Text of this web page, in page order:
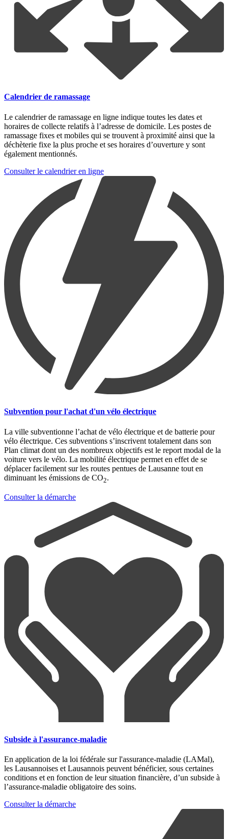
Calendrier de ramassage
Le calendrier de ramassage en ligne indique toutes les dates et
horaires de collecte relatifs à l’adresse de domicile. Les postes de
ramassage fixes et mobiles qui se trouvent à proximité ainsi que la
déchèterie fixe la plus proche et ses horaires d’ouverture y sont
également mentionnés.
Consulter le calendrier en ligne
Subvention pour l'achat d'un vélo électrique
La ville subventionne l’achat de vélo électrique et de batterie pour
vélo électrique. Ces subventions s’inscrivent totalement dans son
Plan climat dont un des nombreux objectifs est le report modal de la
voiture vers le vélo. La mobilité électrique permet en effet de se
déplacer facilement sur les routes pentues de Lausanne tout en
diminuant les émissions de CO2.
Consulter la démarche
Subside à l'assurance-maladie
En application de la loi fédérale sur l'assurance-maladie (LAMal),
les Lausannoises et Lausannois peuvent bénéficier, sous certaines
conditions et en fonction de leur situation financière, d’un subside à
l’assurance-maladie obligatoire des soins.
Consulter la démarche